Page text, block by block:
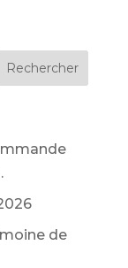
Rechercher
de